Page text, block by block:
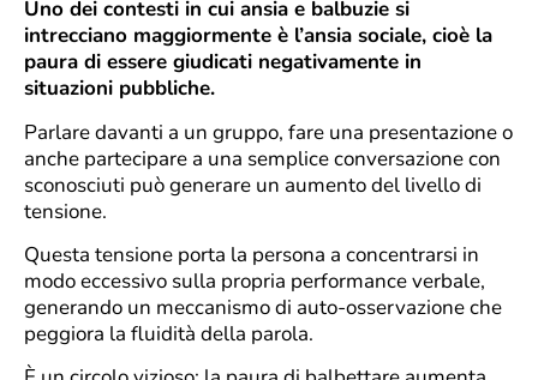
Uno dei contesti in cui ansia e balbuzie si
intrecciano maggiormente è l’ansia sociale, cioè la
paura di essere giudicati negativamente in
situazioni pubbliche.
Parlare davanti a un gruppo, fare una presentazione o
anche partecipare a una semplice conversazione con
sconosciuti può generare un aumento del livello di
tensione.
Questa tensione porta la persona a concentrarsi in
modo eccessivo sulla propria performance verbale,
generando un meccanismo di auto-osservazione che
peggiora la fluidità della parola.